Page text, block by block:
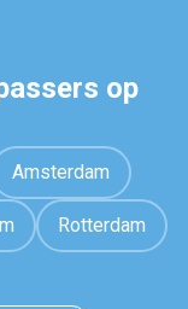
op
Amsterdam
Rotterdam